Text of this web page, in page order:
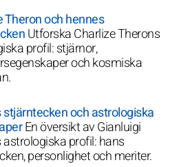
Theron och hennes
Utforska Charlize Therons
profil: stjärnor,
och kosmiska
och astrologiska
En översikt av Gianluigi
profil: hans
personlighet och meriter.